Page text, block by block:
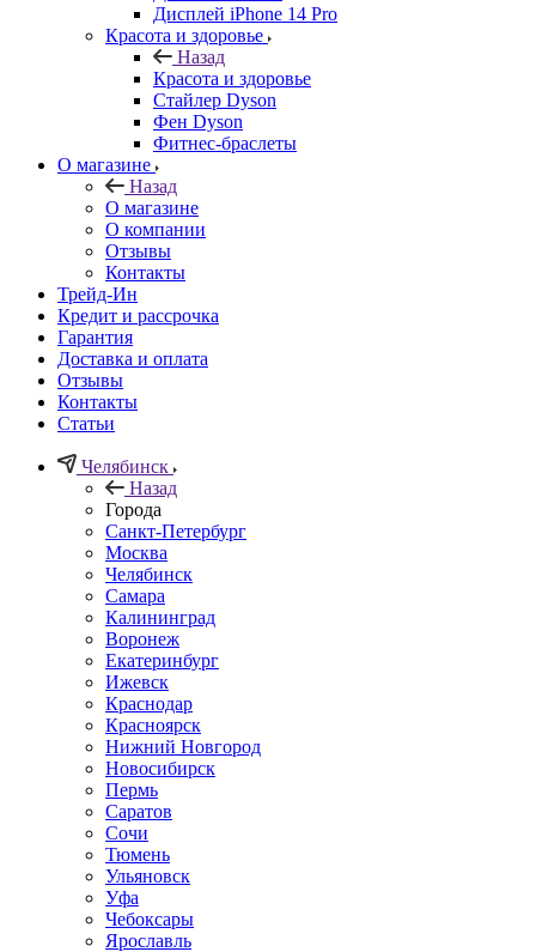
Дисплей iPhone 14 Pro
Красота и здоровье
Назад
Красота и здоровье
Стайлер Dyson
Фен Dyson
Фитнес-браслеты
О магазине
Назад
О магазине
О компании
Отзывы
Контакты
Трейд-Ин
Кредит и рассрочка
Гарантия
Доставка и оплата
Отзывы
Контакты
Статьи
Челябинск
Назад
Города
Санкт-Петербург
Москва
Челябинск
Самара
Калининград
Воронеж
Екатеринбург
Ижевск
Краснодар
Красноярск
Нижний Новгород
Новосибирск
Пермь
Саратов
Сочи
Тюмень
Ульяновск
Уфа
Чебоксары
Ярославль